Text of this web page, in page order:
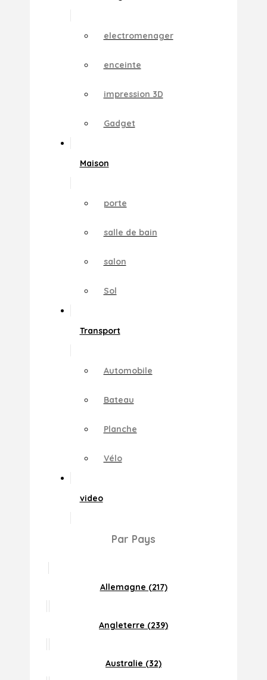
electromenager
enceinte
impression 3D
Gadget
Maison
porte
salle de bain
salon
Sol
Transport
Automobile
Bateau
Planche
Vélo
video
Par Pays
Allemagne (217)
Angleterre (239)
Australie (32)